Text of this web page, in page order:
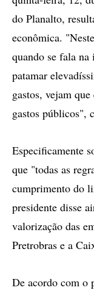
do Planalto,
econômica.
quando se fala
patamar
gastos, vejam
gastos públicos",
Especificamente
que "todas as
cumprimento do
presidente disse
valorização das
Pretrobras e a
De acordo com o